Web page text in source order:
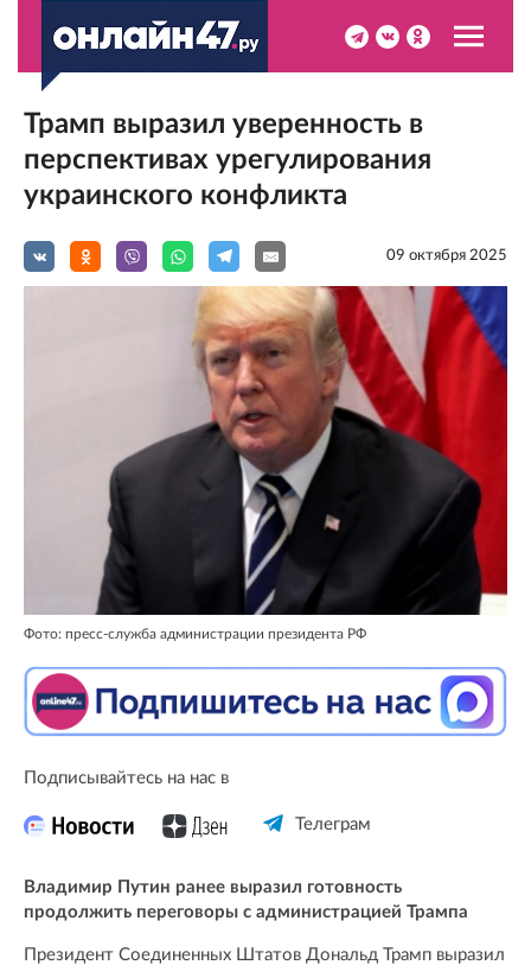
Трамп выразил уверенность в
перспективах урегулирования
украинского конфликта
09 октября 2025
Фото: пресс-служба администрации президента РФ
Подписывайтесь на нас в
Телеграм
Владимир Путин ранее выразил готовность
продолжить переговоры с администрацией Трампа
Президент Соединенных Штатов Дональд Трамп выразил